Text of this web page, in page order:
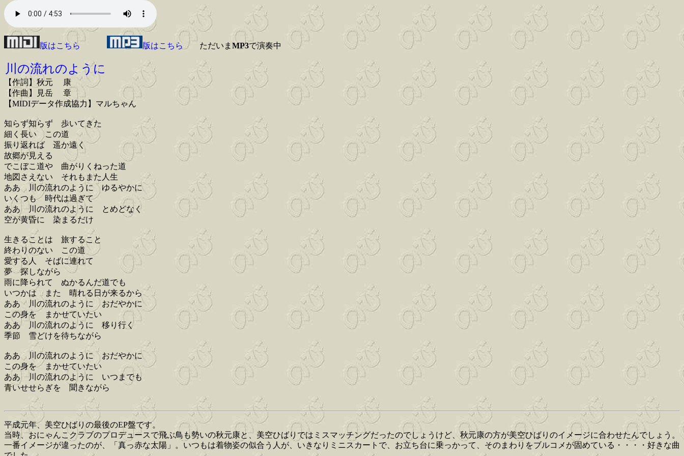
版はこちら 版はこちらただいま MP3で演奏中
川の流れのように
【作詞】秋元 康
【作曲】見岳 章
【MIDIデータ作成協力】マルちゃん
知らず知らず 歩いてきた
細く長い この道
振り返れば 遥か遠く
故郷が見える
でこぼこ道や 曲がりくねった道
地図さえない それもまた人生
ああ 川の流れのように ゆるやかに
いくつも 時代は過ぎて
ああ 川の流れのように とめどなく
空が黄昏に 染まるだけ
生きることは 旅すること
終わりのない この道
愛する人 そばに連れて
夢 探しながら
雨に降られて ぬかるんだ道でも
いつかは また 晴れる日が来るから
ああ 川の流れのように おだやかに
この身を まかせていたい
ああ 川の流れのように 移り行く
季節 雪どけを待ちながら
ああ 川の流れのように おだやかに
この身を まかせていたい
ああ 川の流れのように いつまでも
青いせせらぎを 聞きながら
平成元年、美空ひばりの最後のEP盤です。
当時、おにゃんこクラブのプロデュースで飛ぶ鳥も勢いの秋元康と、美空ひばりではミスマッチングだったのでしょうけど、秋元康の方が美空ひばりのイメージに合わせたんでしょう。
一番イメージが違ったのが、「真っ赤な太陽」。いつもは着物姿の似合う人が、いきなりミニスカートで、お立ち台に乗っかって、そのまわりをブルコメが固めている・・・・好きな曲